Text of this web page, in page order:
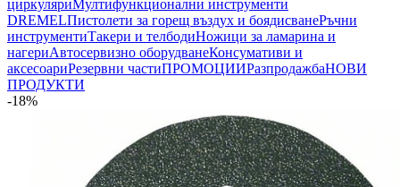
циркуляриМултифункционални инструменти
DREMELПистолети за горещ въздух и боядисванеРъчни
инструментиТакери и телбодиНожици за ламарина и
нагериАвтосервизно оборудванеКонсумативи и
аксесоариРезервни частиПРОМОЦИИРазпродажбаНОВИ
ПРОДУКТИ
-18%